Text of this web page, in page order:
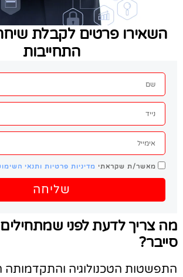
השאירו פרטים לקבלת שיחת
התחייבות
מאשר/ת שקראתימדיניות פרטיות ותנאי השימוש
שליחה
צריך לדעת לפני שמתחילים
הטכנולוגיה והתקדמותה